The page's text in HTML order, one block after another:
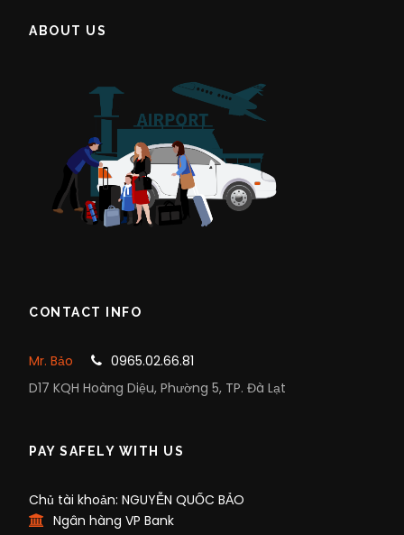
ABOUT US
CONTACT INFO
Mr. Bảo
0965.02.66.81
D17 KQH Hoàng Diệu, Phường 5, TP. Đà Lạt
PAY SAFELY WITH US
Chủ tài khoản: NGUYỄN QUỐC BẢO
Ngân hàng VP Bank